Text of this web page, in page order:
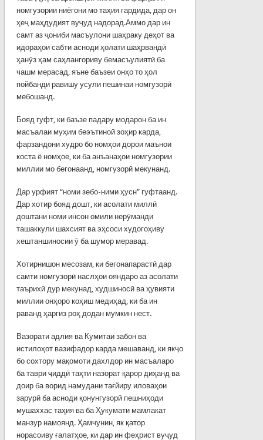
номгузории ниёгони мо таҳия гардида, дар он
ҳеҷ маҳдудият вуҷуд надорад.Аммо дар ин
самт аз ҷониби масъулони шаҳраку деҳот ва
идораҳои сабти асноди ҳолати шаҳрвандӣ
ҳанӯз ҳам саҳлангориву бемасъулиятӣ ба
чашм мерасад, яъне баъзеи онҳо то ҳол
пойбанди равишу усули пешинаи номгузорӣ
мебошанд.
Бояд гуфт, ки баъзе падару модарон ба ин
масъалаи муҳим беэътиноӣ зоҳир карда,
фарзандони худро бо номҳои дорои маънои
коста ё номҳое, ки ба анъанаҳои номгузории
миллии мо бегонаанд, номгузорӣ мекунанд.
Дар урфият “номи зебо-ними ҳусн” гуфтаанд.
Дар хотир бояд дошт, ки асолати миллӣ
доштани номи инсон омили нерӯманди
ташаккули шахсият ва эҳсоси худогоҳиву
хештаншиносии ӯ ба шумор меравад.
Хотирнишон месозам, ки бегонапарастӣ дар
самти номгузорӣ наслҳои ояндаро аз асолати
таърихӣ дур мекунад, худшиносӣ ва ҳувияти
миллии онҳоро коҳиш медиҳад, ки ба ин
раванд ҳаргиз роҳ додан мумкин нест.
Вазорати адлия ва Кумитаи забон ва
истилоҳот вазифадор карда мешаванд, ки якҷо
бо сохтору мақомоти дахлдор ин масъаларо
ба таври ҷиддӣ таҳти назорат қарор диҳанд ва
доир ба ворид намудани тағйиру иловаҳои
зарурӣ ба асноди қонунгузорӣ пешниҳоди
мушаххас таҳия ва ба Ҳукумати мамлакат
манзур намоянд. Ҳамчунин, як қатор
норасоиву ғалатҳое, ки дар ин феҳрист вуҷуд